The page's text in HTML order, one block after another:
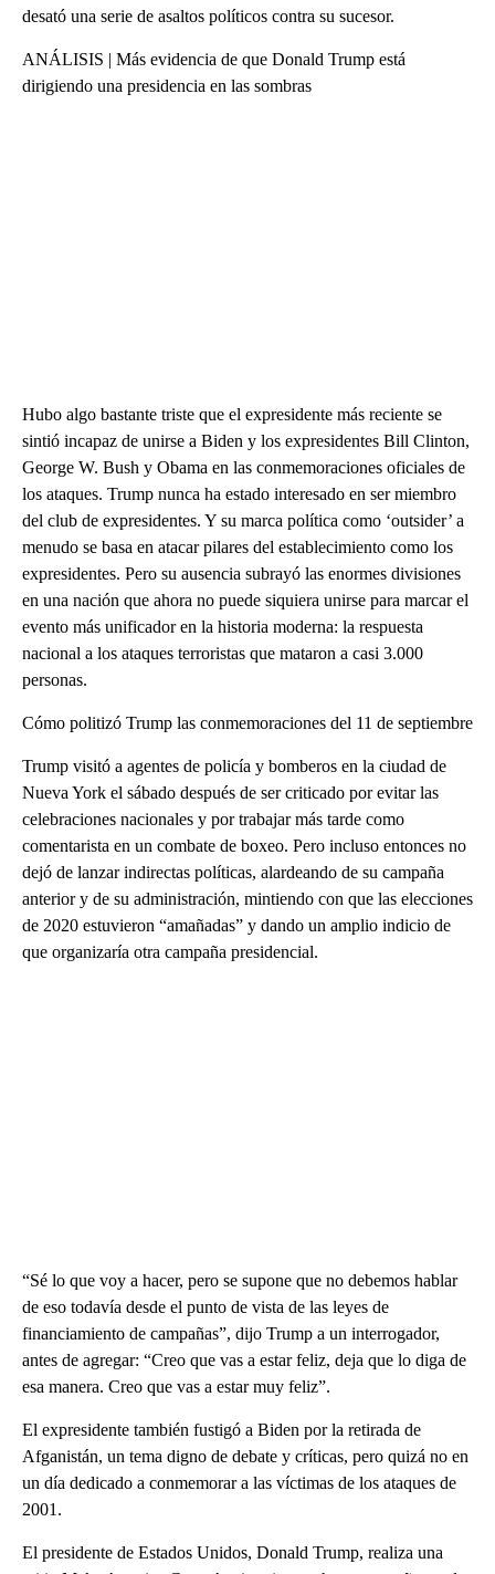
desató una serie de asaltos políticos contra su sucesor.
ANÁLISIS | Más evidencia de que Donald Trump está
dirigiendo una presidencia en las sombras
Hubo algo bastante triste que el expresidente más reciente se
sintió incapaz de unirse a Biden y los expresidentes Bill Clinton,
George W. Bush y Obama en las conmemoraciones oficiales de
los ataques. Trump nunca ha estado interesado en ser miembro
del club de expresidentes. Y su marca política como ‘outsider’ a
menudo se basa en atacar pilares del establecimiento como los
expresidentes. Pero su ausencia subrayó las enormes divisiones
en una nación que ahora no puede siquiera unirse para marcar el
evento más unificador en la historia moderna: la respuesta
nacional a los ataques terroristas que mataron a casi 3.000
personas.
Cómo politizó Trump las conmemoraciones del 11 de septiembre
Trump visitó a agentes de policía y bomberos en la ciudad de
Nueva York el sábado después de ser criticado por evitar las
celebraciones nacionales y por trabajar más tarde como
comentarista en un combate de boxeo. Pero incluso entonces no
dejó de lanzar indirectas políticas, alardeando de su campaña
anterior y de su administración, mintiendo con que las elecciones
de 2020 estuvieron “amañadas” y dando un amplio indicio de
que organizaría otra campaña presidencial.
“Sé lo que voy a hacer, pero se supone que no debemos hablar
de eso todavía desde el punto de vista de las leyes de
financiamiento de campañas”, dijo Trump a un interrogador,
antes de agregar: “Creo que vas a estar feliz, deja que lo diga de
esa manera. Creo que vas a estar muy feliz”.
El expresidente también fustigó a Biden por la retirada de
Afganistán, un tema digno de debate y críticas, pero quizá no en
un día dedicado a conmemorar a las víctimas de los ataques de
2001.
El presidente de Estados Unidos, Donald Trump, realiza una